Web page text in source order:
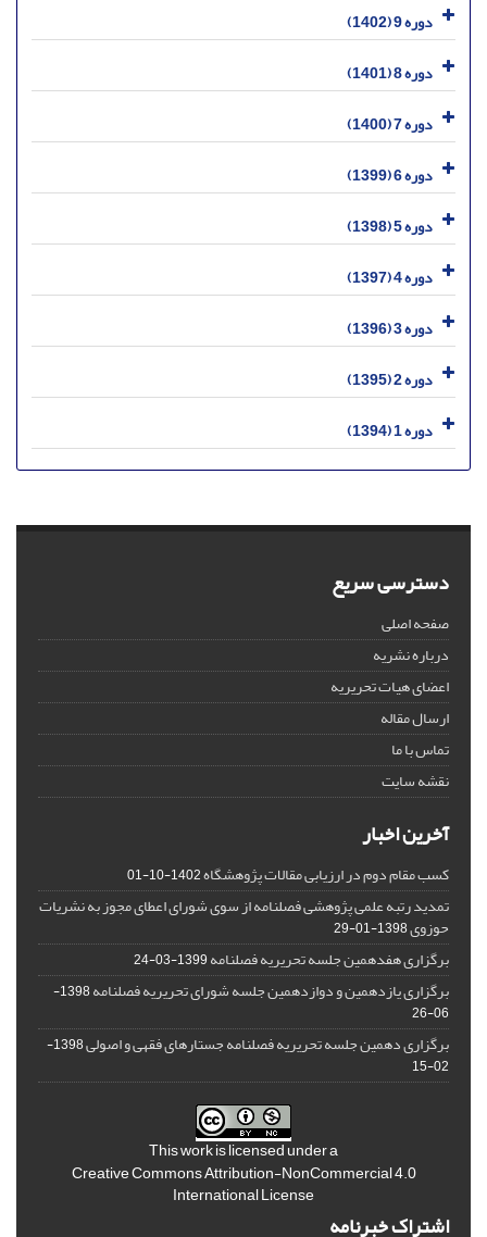
دوره 9 (1402)
دوره 8 (1401)
دوره 7 (1400)
دوره 6 (1399)
دوره 5 (1398)
دوره 4 (1397)
دوره 3 (1396)
دوره 2 (1395)
دوره 1 (1394)
دسترسی سریع
صفحه اصلی
درباره نشریه
اعضای هیات تحریریه
ارسال مقاله
تماس با ما
نقشه سایت
آخرین اخبار
کسب مقام دوم در ارزیابی مقالات پژوهشگاه1402-10-01
تمدید رتبه علمی پژوهشی فصلنامه از سوی شورای اعطای مجوز به نشریات
حوزوی1398-01-29
برگزاری هفدهمین جلسه تحریریه فصلنامه1399-03-24
برگزاری یازدهمین و دوازدهمین جلسه شورای تحریریه فصلنامه
1398-
06-26
برگزاری دهمین جلسه تحریریه فصلنامه جستارهای فقهی و اصولی
1398-
02-15
This work is licensed under a
Creative Commons Attribution-NonCommercial 4.0
International License
اشتراک خبرنامه